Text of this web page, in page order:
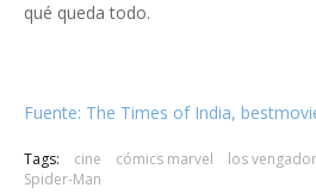
qué queda todo.
Fuente: The Times of India,
Tags: cine cómics marvel los
Spider-Man